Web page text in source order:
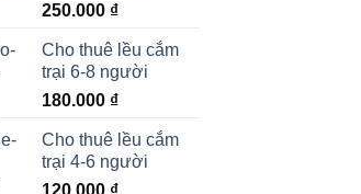
250.000 ₫
Cho thuê lều cắm
trại 6-8 người
180.000 ₫
Cho thuê lều cắm
trại 4-6 người
120.000 ₫